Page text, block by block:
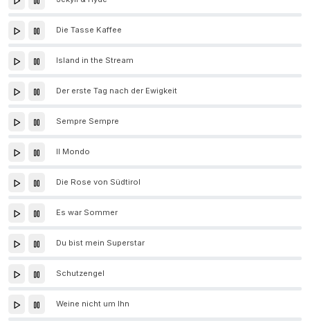
Die Tasse Kaffee
Island in the Stream
Der erste Tag nach der Ewigkeit
Sempre Sempre
Il Mondo
Die Rose von Südtirol
Es war Sommer
Du bist mein Superstar
Schutzengel
Weine nicht um Ihn